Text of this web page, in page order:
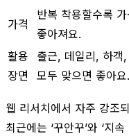
가격
반복 착용할수록
좋아져요.
활용
장면
출근, 데일리, 하객,
모두 맞으면 좋아요.
웹 리서치에서 자주 강조
최근에는 ‘꾸안꾸’와 ‘지